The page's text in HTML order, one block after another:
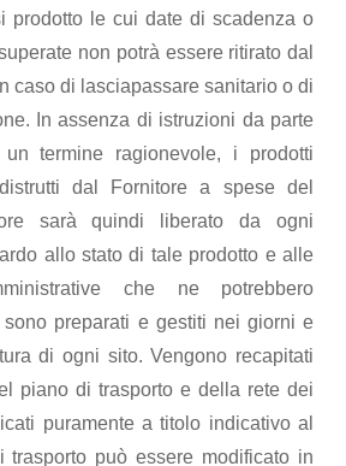
prodotto le cui date di scadenza o
non potrà essere ritirato dal
caso di lasciapassare sanitario o di
In assenza di istruzioni da parte
termine ragionevole, i prodotti
dal Fornitore a spese del
sarà quindi liberato da ogni
allo stato di tale prodotto e alle
che ne potrebbero
sono preparati e gestiti nei giorni e
di ogni sito. Vengono recapitati
piano di trasporto e della rete dei
puramente a titolo indicativo al
può essere modificato in